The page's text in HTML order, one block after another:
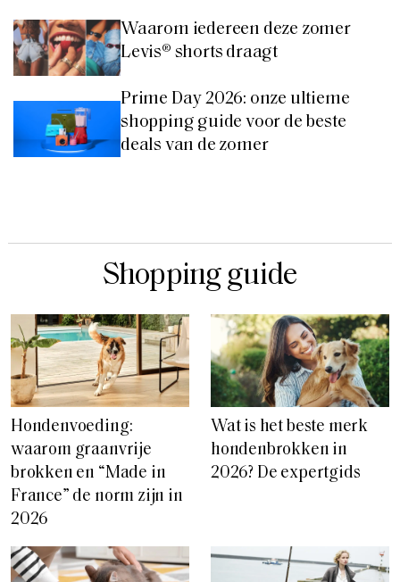
Waarom iedereen deze zomer
Levis® shorts draagt
Prime Day 2026: onze ultieme
shopping guide voor de beste
deals van de zomer
Shopping guide
Hondenvoeding:
waarom graanvrije
brokken en “Made in
France” de norm zijn in
2026
Wat is het beste merk
hondenbrokken in
2026? De expertgids